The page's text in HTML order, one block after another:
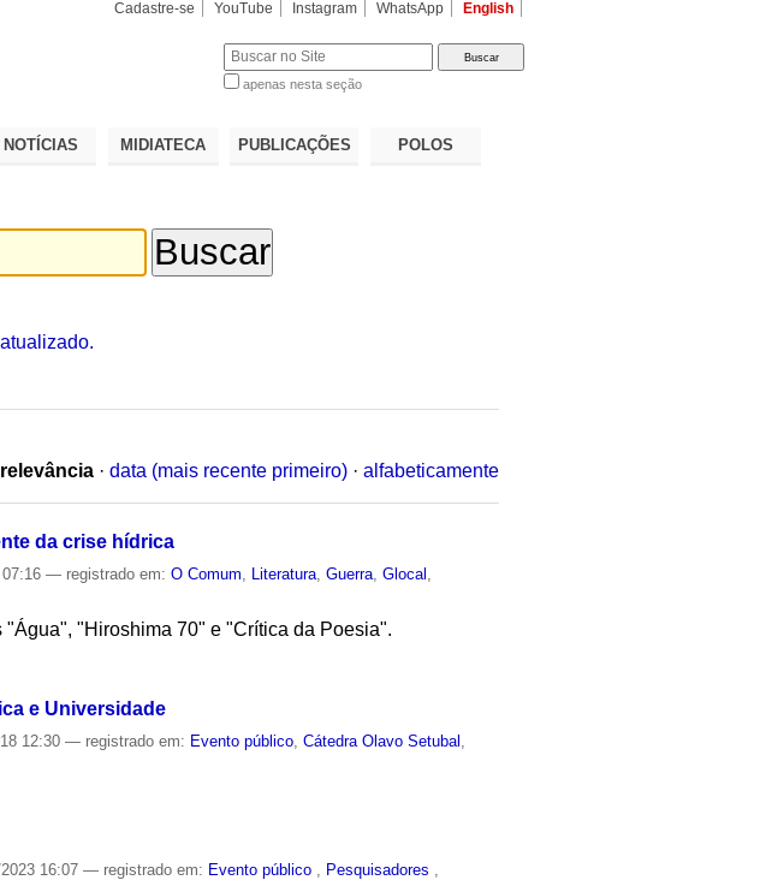
Cadastre-se YouTube Instagram WhatsApp English
apenas nesta seção
NOTÍCIAS MIDIATECA PUBLICAÇÕES POLOS
relevância · data (mais recente primeiro) · alfabeticamente
da crise hídrica
07:16— registrado em:O Comum Literatura ,Guerra ,Glocal
"Hiroshima 70" e "Crítica da Poesia".
e Universidade
12:30— registrado em: Evento público ,Cátedra Olavo Setubal
16:07— registrado em: Evento público , Pesquisadores ,